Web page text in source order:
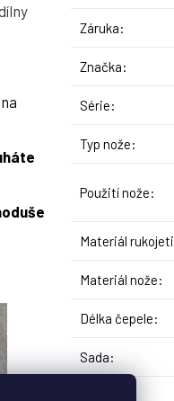
Záruka:
Značka:
Série:
Typ nože:
Použití nože:
Materiál rukojeti
Materiál nože:
Délka čepele:
Sada: